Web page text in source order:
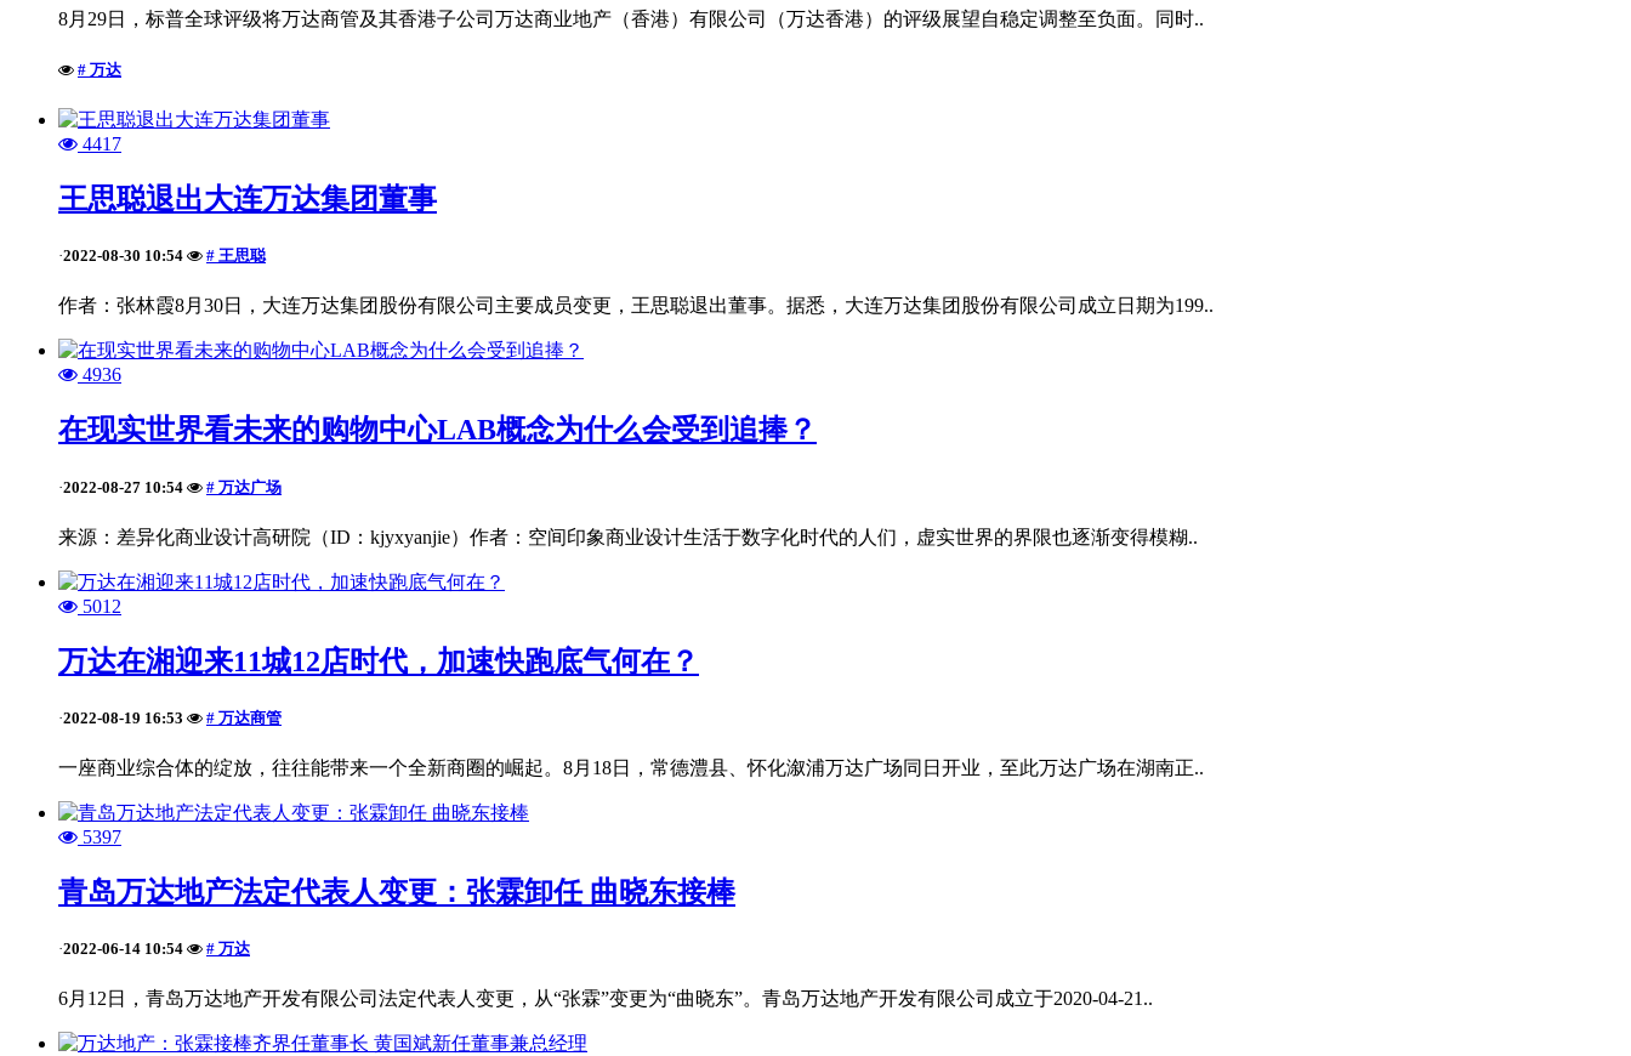
8月29日，标普全球评级将万达商管及其香港子公司万达商业地产（香港）有限公司（万达香港）的评级展望自稳定调整至负面。同时..
# 万达
4417
王思聪退出大连万达集团董事
·2022-08-30 10:54 # 王思聪
作者：张林霞8月30日，大连万达集团股份有限公司主要成员变更，王思聪退出董事。据悉，大连万达集团股份有限公司成立日期为199..
4936
在现实世界看未来的购物中心LAB概念为什么会受到追捧？
·2022-08-27 10:54 # 万达广场
来源：差异化商业设计高研院（ID：kjyxyanjie）作者：空间印象商业设计生活于数字化时代的人们，虚实世界的界限也逐渐变得模糊..
5012
万达在湘迎来11城12店时代，加速快跑底气何在？
·2022-08-19 16:53 # 万达商管
一座商业综合体的绽放，往往能带来一个全新商圈的崛起。8月18日，常德澧县、怀化溆浦万达广场同日开业，至此万达广场在湖南正..
5397
青岛万达地产法定代表人变更：张霖卸任 曲晓东接棒
·2022-06-14 10:54 # 万达
6月12日，青岛万达地产开发有限公司法定代表人变更，从“张霖”变更为“曲晓东”。青岛万达地产开发有限公司成立于2020-04-21..